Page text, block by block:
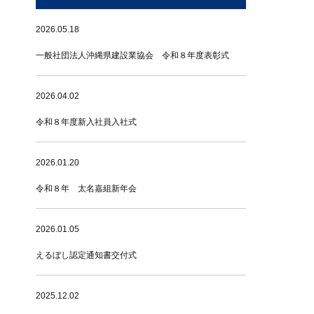
2026.05.18
一般社団法人沖縄県建設業協会 令和８年度表彰式
2026.04.02
令和８年度新入社員入社式
2026.01.20
令和８年 太名嘉組新年会
2026.01.05
えるぼし認定通知書交付式
2025.12.02